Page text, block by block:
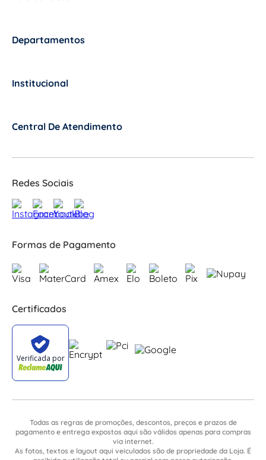
Departamentos
Institucional
Central De Atendimento
Redes Sociais
Formas de Pagamento
Certificados
Todas as regras de promoções, descontos, preços e prazos de
pagamento e entrega expostos aqui são válidos apenas para compras
via internet.
As fotos, textos e layout aqui veiculados são de propriedade da Loja. É